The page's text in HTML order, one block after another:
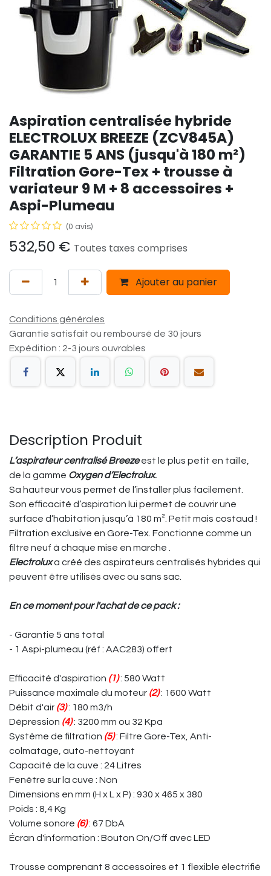
Aspiration centralisée hybride
ELECTROLUX BREEZE (ZCV845A)
GARANTIE 5 ANS (jusqu'à 180 m²)
Filtration Gore-Tex + trousse à
variateur 9 M + 8 accessoires +
Aspi-Plumeau
(0 avis)
532,50 € Toutes taxes comprises
Ajouter au panier
Conditions générales
Garantie satisfait ou remboursé de 30 jours
Expédition : 2-3 jours ouvrables
Description Produit
L’aspirateur centralisé Breezeest le plus petit en taille,
de la gamme Oxygen d’Electrolux.
Sa hauteur vous permet de l’installer plus facilement.
Son efficacité d’aspiration lui permet de couvrir une
surface d’habitation jusqu’à 180 m². Petit mais costaud !
Filtration exclusive en Gore-Tex. Fonctionne comme un
filtre neuf à chaque mise en marche .
Electroluxa créé des aspirateurs centralisés hybrides qui
peuvent être utilisés avec ou sans sac.
En ce moment pour l'achat de ce pack :
- Garantie 5 ans total
- 1 Aspi-plumeau (réf : AAC283) offert
Efficacité d'aspiration (1): 580 Watt
Puissance maximale du moteur (2): 1600 Watt
Débit d'air (3): 180 m3/h
Dépression (4): 3200 mm ou 32 Kpa
Système de filtration (5): Filtre Gore-Tex, Anti-
colmatage, auto-nettoyant
Capacité de la cuve : 24 Litres
Fenêtre sur la cuve : Non
Dimensions en mm (H x L x P) : 930 x 465 x 380
Poids : 8,4 Kg
Volume sonore (6): 67 DbA
Écran d'information : Bouton On/Off avec LED
Trousse comprenant 8 accessoires et 1 flexible électrifié